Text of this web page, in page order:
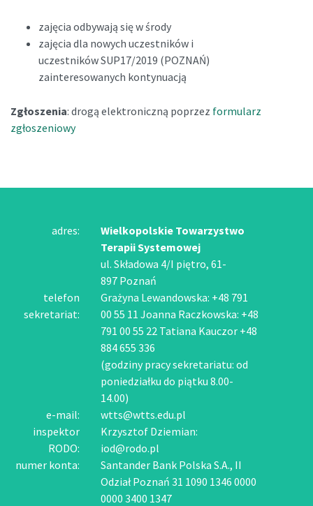
zajęcia odbywają się w środy
zajęcia dla nowych uczestników i
uczestników SUP17/2019 (POZNAŃ)
zainteresowanych kontynuacją
Zgłoszenia: drogą elektroniczną poprzez formularz
zgłoszeniowy
adres:
Wielkopolskie Towarzystwo
Terapii Systemowej
ul. Składowa 4/I piętro, 61-
897 Poznań
telefon
sekretariat:
Grażyna Lewandowska: +48 791
00 55 11 Joanna Raczkowska: +48
791 00 55 22 Tatiana Kauczor +48
884 655 336
(godziny pracy sekretariatu: od
poniedziałku do piątku 8.00-
14.00)
e-mail:
wtts@wtts.edu.pl
inspektor
RODO:
Krzysztof Dziemian:
iod@rodo.pl
numer konta:
Santander Bank Polska S.A., II
Odział Poznań 31 1090 1346 0000
0000 3400 1347